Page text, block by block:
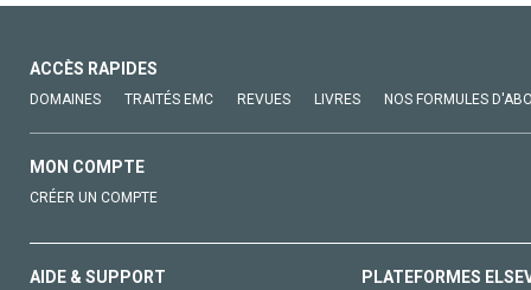
The
ACCÈS RAPIDES
DOMAINES TRAITÉS EMC REVUES LIVRES NOS FORMULES
MON COMPTE
CRÉER UN COMPTE
AIDE & SUPPORT PLATEFORMES